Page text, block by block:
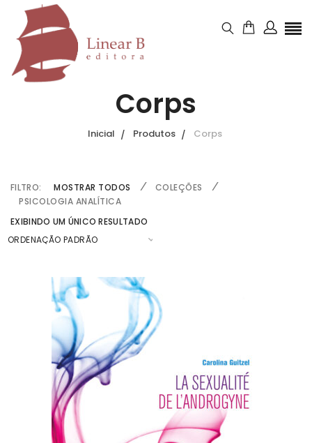
Corps
Inicial Produtos Corps
FILTRO: MOSTRAR TODOS
COLEÇÕES
PSICOLOGIA ANALÍTICA
EXIBINDO UM ÚNICO RESULTADO